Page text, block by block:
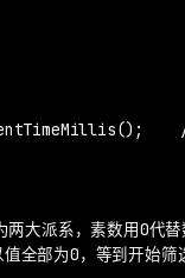
//
系，素数用0代替数
为0，等到开始筛选